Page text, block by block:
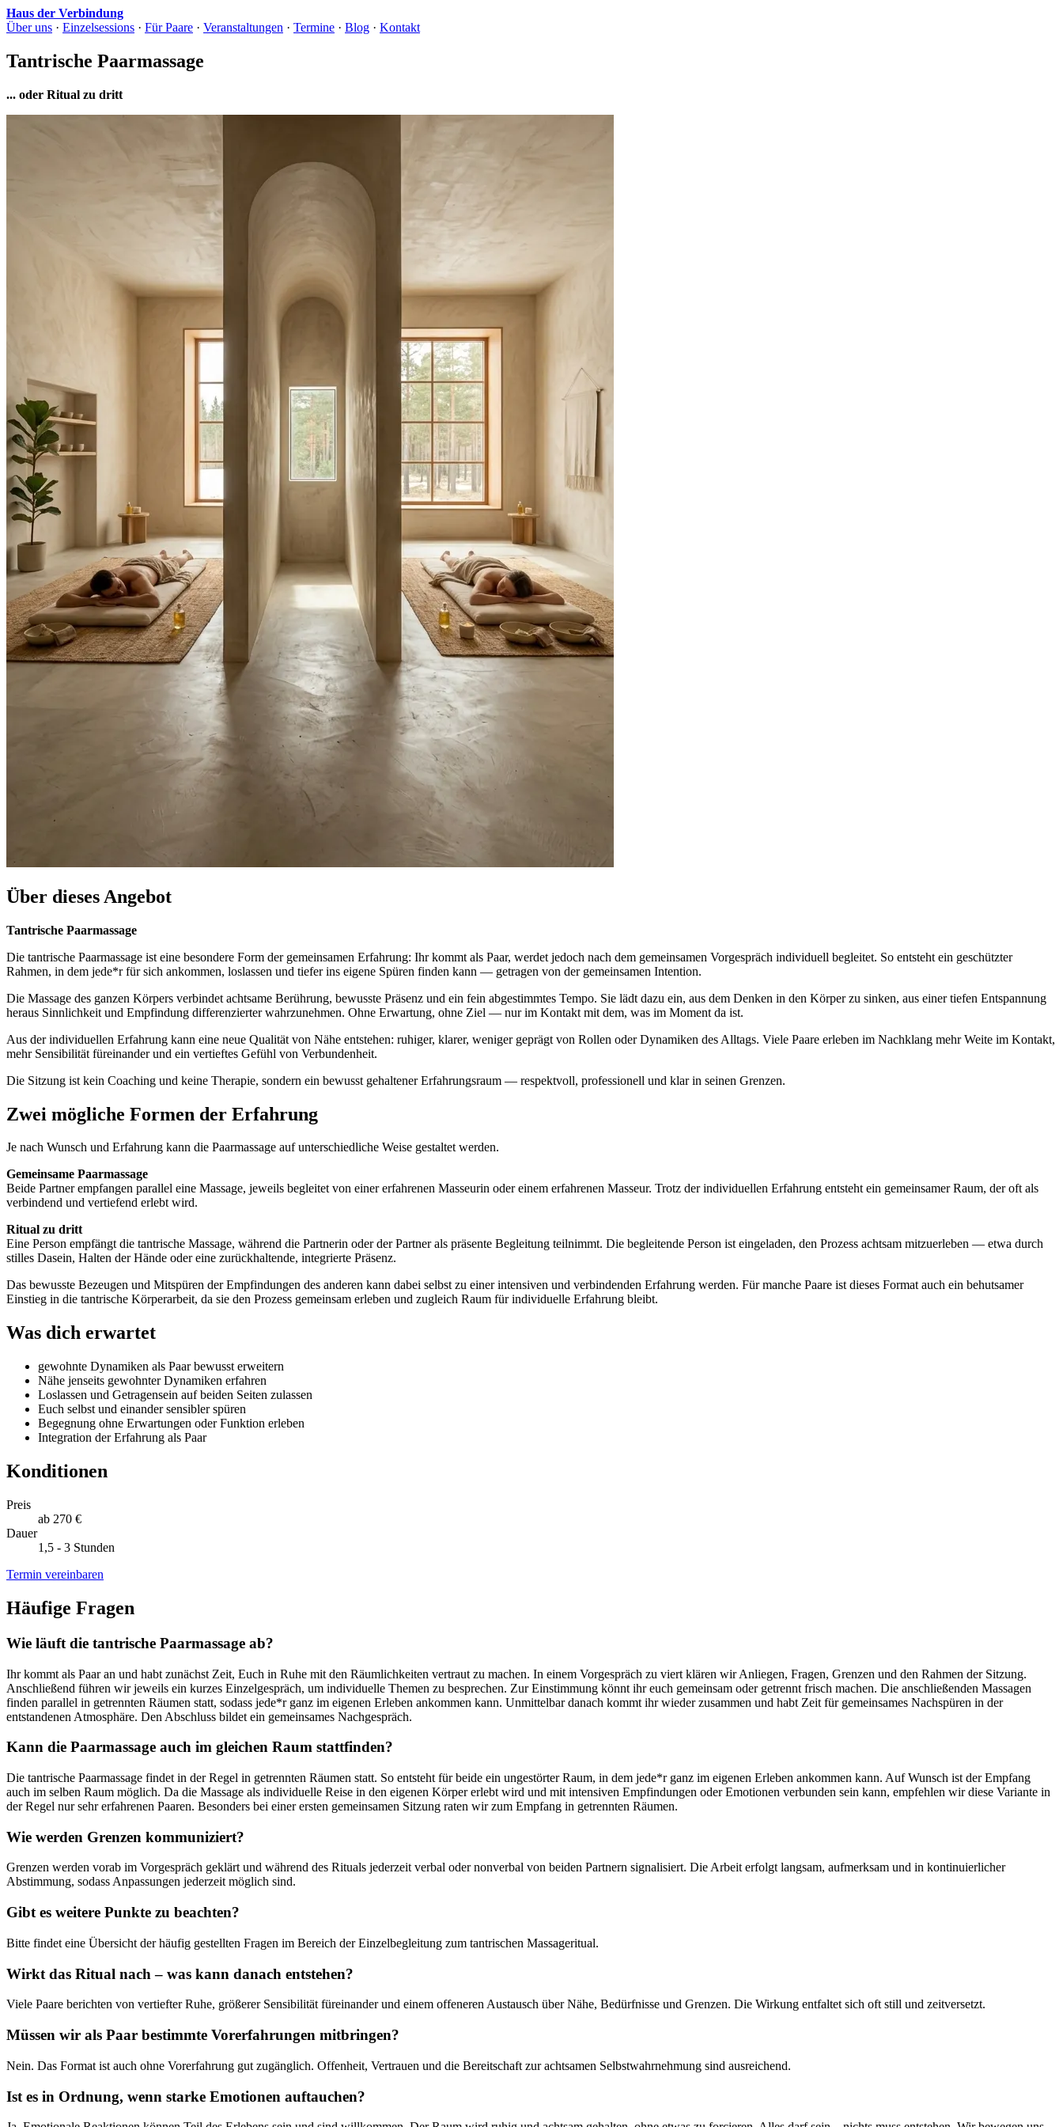
Haus der Verbindung
Über uns · Einzelsessions · Für Paare · Veranstaltungen · Termine · Blog · Kontakt
Tantrische Paarmassage
... oder Ritual zu dritt
Über dieses Angebot
Tantrische Paarmassage
Die tantrische Paarmassage ist eine besondere Form der gemeinsamen Erfahrung: Ihr kommt als Paar, werdet jedoch nach dem gemeinsamen Vorgespräch individuell begleitet. So entsteht ein geschützter
Rahmen, in dem jede*r für sich ankommen, loslassen und tiefer ins eigene Spüren finden kann — getragen von der gemeinsamen Intention.
Die Massage des ganzen Körpers verbindet achtsame Berührung, bewusste Präsenz und ein fein abgestimmtes Tempo. Sie lädt dazu ein, aus dem Denken in den Körper zu sinken, aus einer tiefen Entspannung
heraus Sinnlichkeit und Empfindung differenzierter wahrzunehmen. Ohne Erwartung, ohne Ziel — nur im Kontakt mit dem, was im Moment da ist.
Aus der individuellen Erfahrung kann eine neue Qualität von Nähe entstehen: ruhiger, klarer, weniger geprägt von Rollen oder Dynamiken des Alltags. Viele Paare erleben im Nachklang mehr Weite im Kontakt,
mehr Sensibilität füreinander und ein vertieftes Gefühl von Verbundenheit.
Die Sitzung ist kein Coaching und keine Therapie, sondern ein bewusst gehaltener Erfahrungsraum — respektvoll, professionell und klar in seinen Grenzen.
Zwei mögliche Formen der Erfahrung
Je nach Wunsch und Erfahrung kann die Paarmassage auf unterschiedliche Weise gestaltet werden.
Gemeinsame Paarmassage
Beide Partner empfangen parallel eine Massage, jeweils begleitet von einer erfahrenen Masseurin oder einem erfahrenen Masseur. Trotz der individuellen Erfahrung entsteht ein gemeinsamer Raum, der oft als
verbindend und vertiefend erlebt wird.
Ritual zu dritt
Eine Person empfängt die tantrische Massage, während die Partnerin oder der Partner als präsente Begleitung teilnimmt. Die begleitende Person ist eingeladen, den Prozess achtsam mitzuerleben — etwa durch
stilles Dasein, Halten der Hände oder eine zurückhaltende, integrierte Präsenz.
Das bewusste Bezeugen und Mitspüren der Empfindungen des anderen kann dabei selbst zu einer intensiven und verbindenden Erfahrung werden. Für manche Paare ist dieses Format auch ein behutsamer
Einstieg in die tantrische Körperarbeit, da sie den Prozess gemeinsam erleben und zugleich Raum für individuelle Erfahrung bleibt.
Was dich erwartet
gewohnte Dynamiken als Paar bewusst erweitern
Nähe jenseits gewohnter Dynamiken erfahren
Loslassen und Getragensein auf beiden Seiten zulassen
Euch selbst und einander sensibler spüren
Begegnung ohne Erwartungen oder Funktion erleben
Integration der Erfahrung als Paar
Konditionen
Preis
ab 270 €
Dauer
1,5 - 3 Stunden
Termin vereinbaren
Häufige Fragen
Wie läuft die tantrische Paarmassage ab?
Ihr kommt als Paar an und habt zunächst Zeit, Euch in Ruhe mit den Räumlichkeiten vertraut zu machen. In einem Vorgespräch zu viert klären wir Anliegen, Fragen, Grenzen und den Rahmen der Sitzung.
Anschließend führen wir jeweils ein kurzes Einzelgespräch, um individuelle Themen zu besprechen. Zur Einstimmung könnt ihr euch gemeinsam oder getrennt frisch machen. Die anschließenden Massagen
finden parallel in getrennten Räumen statt, sodass jede*r ganz im eigenen Erleben ankommen kann. Unmittelbar danach kommt ihr wieder zusammen und habt Zeit für gemeinsames Nachspüren in der
entstandenen Atmosphäre. Den Abschluss bildet ein gemeinsames Nachgespräch.
Kann die Paarmassage auch im gleichen Raum stattfinden?
Die tantrische Paarmassage findet in der Regel in getrennten Räumen statt. So entsteht für beide ein ungestörter Raum, in dem jede*r ganz im eigenen Erleben ankommen kann. Auf Wunsch ist der Empfang
auch im selben Raum möglich. Da die Massage als individuelle Reise in den eigenen Körper erlebt wird und mit intensiven Empfindungen oder Emotionen verbunden sein kann, empfehlen wir diese Variante in
der Regel nur sehr erfahrenen Paaren. Besonders bei einer ersten gemeinsamen Sitzung raten wir zum Empfang in getrennten Räumen.
Wie werden Grenzen kommuniziert?
Grenzen werden vorab im Vorgespräch geklärt und während des Rituals jederzeit verbal oder nonverbal von beiden Partnern signalisiert. Die Arbeit erfolgt langsam, aufmerksam und in kontinuierlicher
Abstimmung, sodass Anpassungen jederzeit möglich sind.
Gibt es weitere Punkte zu beachten?
Bitte findet eine Übersicht der häufig gestellten Fragen im Bereich der Einzelbegleitung zum tantrischen Massageritual.
Wirkt das Ritual nach – was kann danach entstehen?
Viele Paare berichten von vertiefter Ruhe, größerer Sensibilität füreinander und einem offeneren Austausch über Nähe, Bedürfnisse und Grenzen. Die Wirkung entfaltet sich oft still und zeitversetzt.
Müssen wir als Paar bestimmte Vorerfahrungen mitbringen?
Nein. Das Format ist auch ohne Vorerfahrung gut zugänglich. Offenheit, Vertrauen und die Bereitschaft zur achtsamen Selbstwahrnehmung sind ausreichend.
Ist es in Ordnung, wenn starke Emotionen auftauchen?